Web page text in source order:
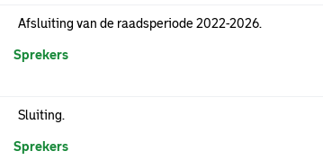
Afsluiting van de raadsperiode 2022-2026.
Sprekers
Sluiting.
Sprekers